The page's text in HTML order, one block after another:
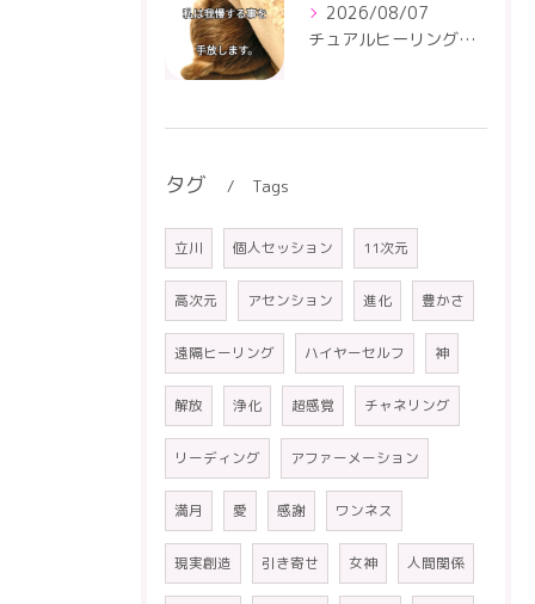
2026/08/07
チュアルヒーリングセンター
タグ Tags
立川 個人セッション 11次元
高次元 アセンション 進化 豊かさ
遠隔ヒーリング ハイヤーセルフ 神
解放 浄化 超感覚 チャネリング
リーディング アファーメーション
満月 愛 感謝 ワンネス
現実創造 引き寄せ 女神 人間関係